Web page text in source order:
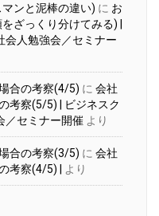
ンと泥棒の違い) に お
ざっくり分けてみる) |
会人勉強会／セミナー
合の考察(4/5) に 会社
考察(5/5) | ビジネスク
／セミナー開催 より
合の考察(3/5) に 会社
考察(4/5) |
より